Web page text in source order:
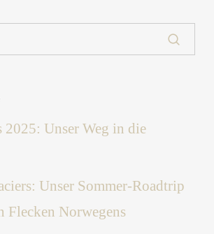
2025: Unser Weg in die
Unser Sommer-Roadtrip
Flecken Norwegens